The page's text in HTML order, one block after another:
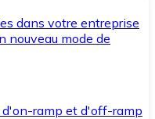
dans votre entreprise
nouveau mode de
ramp et d'off-ramp